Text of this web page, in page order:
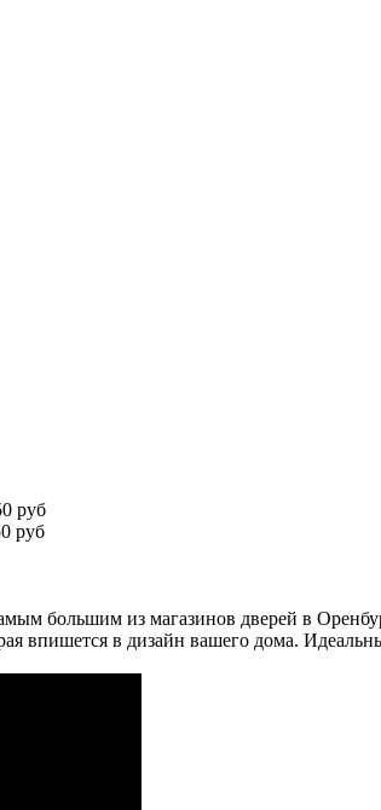
руб
руб
большим из магазинов дверей в
впишется в дизайн вашего дома.